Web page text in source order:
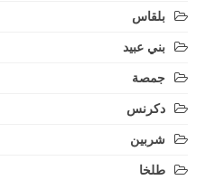
بلقاس
بني عبيد
جمصة
دكرنس
شربين
طلخا